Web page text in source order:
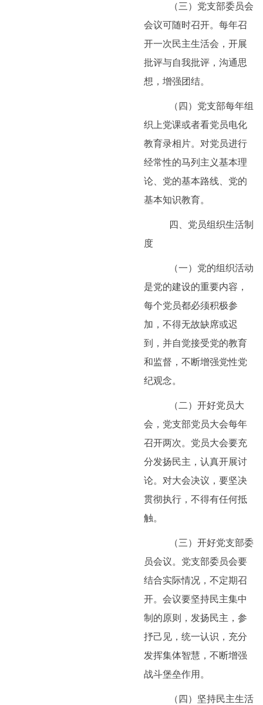
（三）党支部委员会
会议可随时召开。每年召
开一次民主生活会，开展
批评与自我批评，沟通思
想，增强团结。
（四）党支部每年组
织上党课或者看党员电化
教育录相片。对党员进行
经常性的马列主义基本理
论、党的基本路线、党的
基本知识教育。
四、党员组织生活制
度
（一）党的组织活动
是党的建设的重要内容，
每个党员都必须积极参
加，不得无故缺席或迟
到，并自觉接受党的教育
和监督，不断增强党性党
纪观念。
（二）开好党员大
会，党支部党员大会每年
召开两次。党员大会要充
分发扬民主，认真开展讨
论。对大会决议，要坚决
贯彻执行，不得有任何抵
触。
（三）开好党支部委
员会议。党支部委员会要
结合实际情况，不定期召
开。会议要坚持民主集中
制的原则，发扬民主，参
抒己见，统一认识，充分
发挥集体智慧，不断增强
战斗堡垒作用。
（四）坚持民主生活